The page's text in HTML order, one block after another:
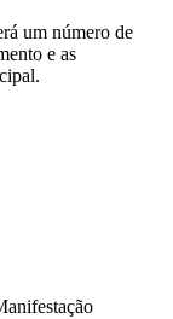
um número de
e as